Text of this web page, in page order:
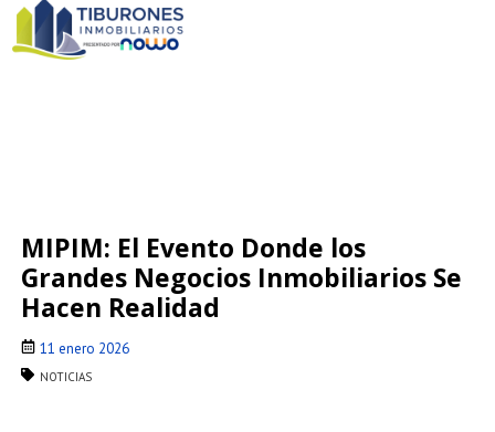
MIPIM: El Evento Donde los
Grandes Negocios Inmobiliarios Se
Hacen Realidad
11 enero 2026
NOTICIAS